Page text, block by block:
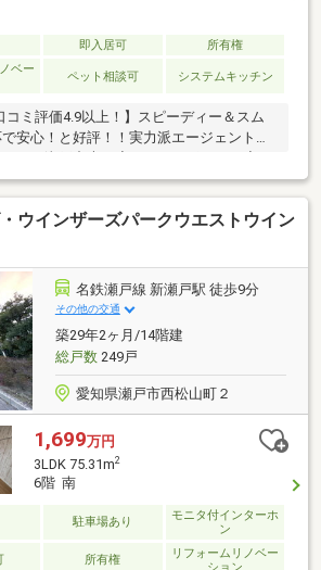
即入居可
所有権
ベー
ペット相談可 システムキッチン
コミ評価4.9以上！】スピーディー＆スム
安心！と好評！！実力派エージェントが
リフォーム済・専用庭付(使用料 300円/
飼育可(規約有)・約4.5帖のWIC有◆周辺環
立水南小学校まで徒歩8分(約610m)・瀬
市』駅まで徒歩9分(約720m)・バロー新
歩9分(約700m)
ウインザーズパークウエストウイン
名鉄瀬戸線 新瀬戸駅 徒歩9分
その他の交通
築29年2ヶ月/14階建
総戸数249戸
愛知県瀬戸市西松山町２
1,699万円
3LDK 75.31m2
6階 南
駐車場あり
モニタ付インターホ
ン
所有権
リフォームリノベー
ション